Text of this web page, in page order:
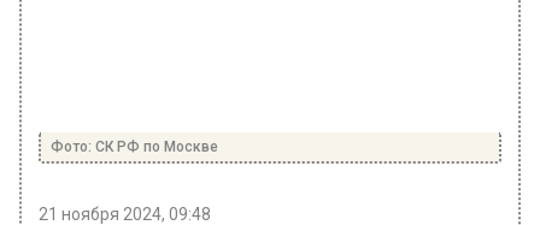
Фото: СК РФ по Москве
21 ноября 2024, 09:48